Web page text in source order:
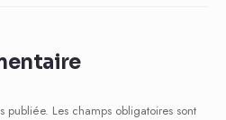
publiée. Les champs obligatoires sont